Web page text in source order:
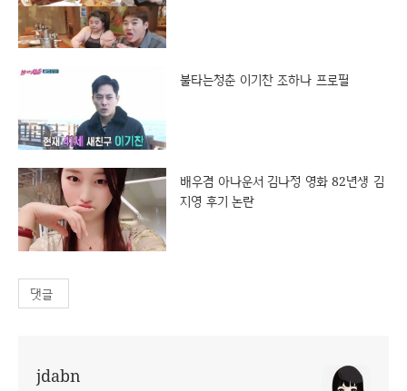
불타는청춘 이기찬 조하나 프로필
배우겸 아나운서 김나정 영화 82년생 김
지영 후기 논란
댓글
jdabn